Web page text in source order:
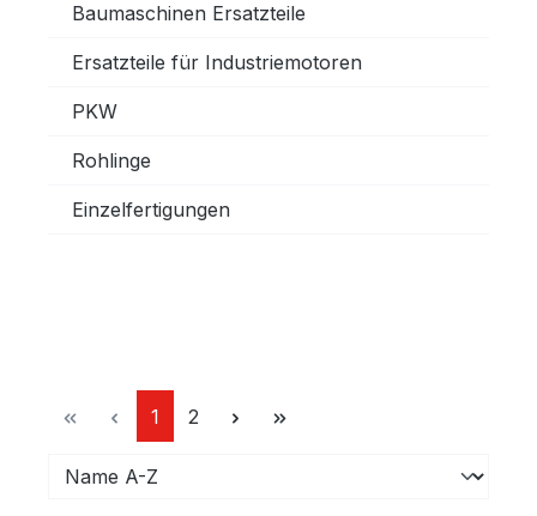
Baumaschinen Ersatzteile
Ersatzteile für Industriemotoren
PKW
Rohlinge
Einzelfertigungen
Seite
1 Seite
2